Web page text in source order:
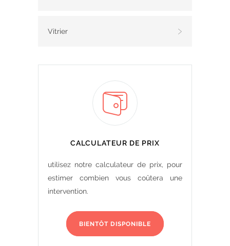
Vitrier
CALCULATEUR DE PRIX
utilisez notre calculateur de prix, pour
estimer combien vous coûtera une
intervention.
BIENTÔT DISPONIBLE